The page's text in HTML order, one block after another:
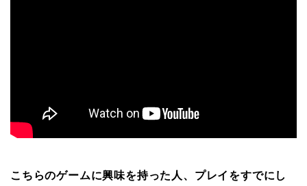
こちらのゲームに興味を持った人、プレイをすでにし